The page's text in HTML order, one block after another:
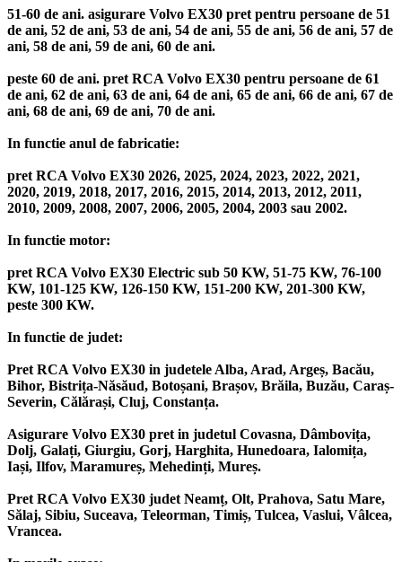
51-60 de ani. asigurare Volvo EX30 pret pentru persoane de 51
de ani, 52 de ani, 53 de ani, 54 de ani, 55 de ani, 56 de ani, 57 de
ani, 58 de ani, 59 de ani, 60 de ani.
peste 60 de ani. pret RCA Volvo EX30 pentru persoane de 61
de ani, 62 de ani, 63 de ani, 64 de ani, 65 de ani, 66 de ani, 67 de
ani, 68 de ani, 69 de ani, 70 de ani.
In functie anul de fabricatie:
pret RCA Volvo EX30 2026, 2025, 2024, 2023, 2022, 2021,
2020, 2019, 2018, 2017, 2016, 2015, 2014, 2013, 2012, 2011,
2010, 2009, 2008, 2007, 2006, 2005, 2004, 2003 sau 2002.
In functie motor:
pret RCA Volvo EX30 Electric sub 50 KW, 51-75 KW, 76-100
KW, 101-125 KW, 126-150 KW, 151-200 KW, 201-300 KW,
peste 300 KW.
In functie de judet:
Pret RCA Volvo EX30 in judetele Alba, Arad, Argeș, Bacău,
Bihor, Bistrița-Năsăud, Botoșani, Brașov, Brăila, Buzău, Caraș-
Severin, Călărași, Cluj, Constanța.
Asigurare Volvo EX30 pret in judetul Covasna, Dâmbovița,
Dolj, Galați, Giurgiu, Gorj, Harghita, Hunedoara, Ialomița,
Iași, Ilfov, Maramureș, Mehedinți, Mureș.
Pret RCA Volvo EX30 judet Neamț, Olt, Prahova, Satu Mare,
Sălaj, Sibiu, Suceava, Teleorman, Timiș, Tulcea, Vaslui, Vâlcea,
Vrancea.